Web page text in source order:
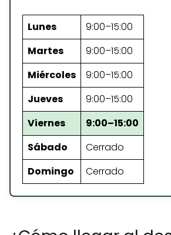
Lunes
9:00–15:00
Martes
9:00–15:00
Miércoles
9:00–15:00
Jueves
9:00–15:00
Viernes
9:00–15:00
Sábado
Cerrado
Domingo
Cerrado